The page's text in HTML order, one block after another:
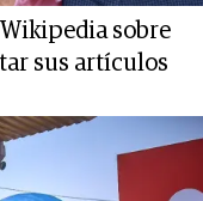
sobre
sus artículos